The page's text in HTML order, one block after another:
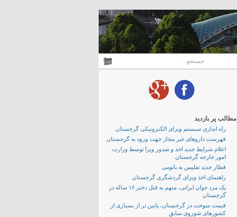
مطالب پر بازدید
راه اندازی سیستم ویزای الکترونیکی گرجستان
فهرست داروهای غیر مجاز جهت ورود به گرجستان
اعلام شرایط جدید اخذ و صدور ویزا توسط وزارت
امور خارجه گرجستان
قطار جدید تفلیس به باتومی
راهنمای اخذ ویزای گردشگری گرجستان
یک مرد جوان ایرانی، متهم به قتل دختر ۱۶ ساله در
گرجستان
قیمت سوخت در گرجستان، پایین تر از بسیاری از
کشورهای شوروی سابق